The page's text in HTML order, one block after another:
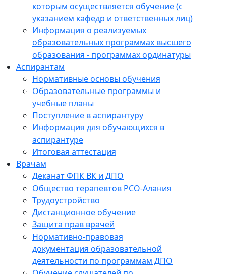
которым осуществляется обучение (с
указанием кафедр и ответственных лиц)
Информация о реализуемых
образовательных программах высшего
образования - программах ординатуры
Аспирантам
Нормативные основы обучения
Образовательные программы и
учебные планы
Поступление в аспирантуру
Информация для обучающихся в
аспирантуре
Итоговая аттестация
Врачам
Деканат ФПК ВК и ДПО
Общество терапевтов РСО-Алания
Трудоустройство
Дистанционное обучение
Защита прав врачей
Нормативно-правовая
документация образовательной
деятельности по программам ДПО